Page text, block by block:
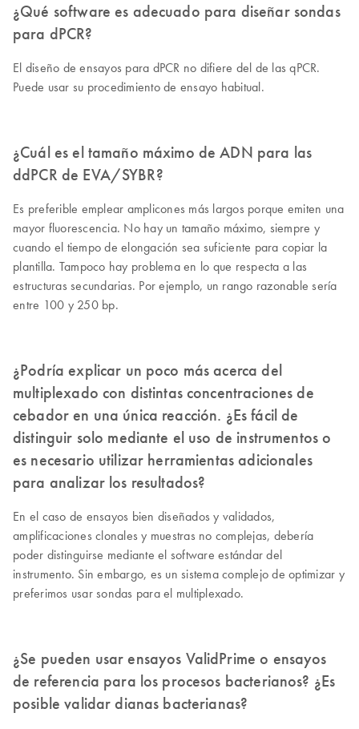
¿Qué software es adecuado para diseñar sondas
para dPCR?
El diseño de ensayos para dPCR no difiere del de las qPCR.
Puede usar su procedimiento de ensayo habitual.
¿Cuál es el tamaño máximo de ADN para las
ddPCR de EVA/SYBR?
Es preferible emplear amplicones más largos porque emiten una
mayor fluorescencia. No hay un tamaño máximo, siempre y
cuando el tiempo de elongación sea suficiente para copiar la
plantilla. Tampoco hay problema en lo que respecta a las
estructuras secundarias. Por ejemplo, un rango razonable sería
entre 100 y 250 bp.
¿Podría explicar un poco más acerca del
multiplexado con distintas concentraciones de
cebador en una única reacción. ¿Es fácil de
distinguir solo mediante el uso de instrumentos o
es necesario utilizar herramientas adicionales
para analizar los resultados?
En el caso de ensayos bien diseñados y validados,
amplificaciones clonales y muestras no complejas, debería
poder distinguirse mediante el software estándar del
instrumento. Sin embargo, es un sistema complejo de optimizar y
preferimos usar sondas para el multiplexado.
¿Se pueden usar ensayos ValidPrime o ensayos
de referencia para los procesos bacterianos? ¿Es
posible validar dianas bacterianas?